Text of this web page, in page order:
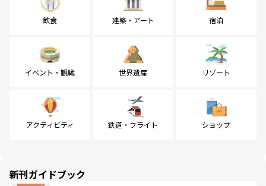
飲食 建築・アート 宿泊
イベント・観戦 世界遺産 リゾート
アクティビティ 鉄道・フライト ショップ
新刊ガイドブック